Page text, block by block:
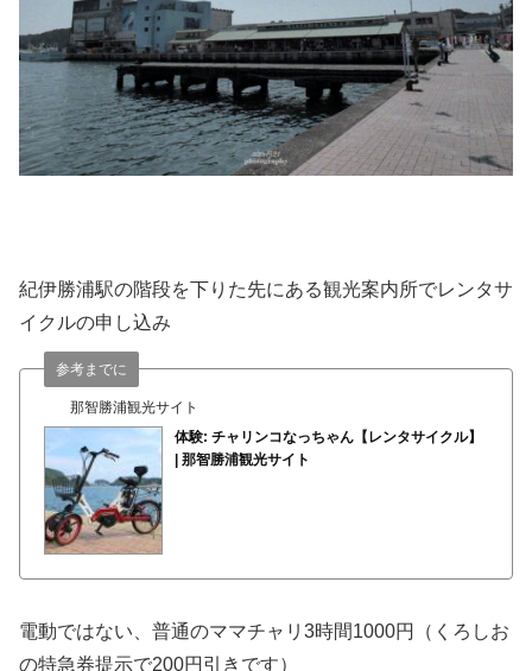
紀伊勝浦駅の階段を下りた先にある観光案内所でレンタサ
イクルの申し込み
那智勝浦観光サイト
参考までに
体験: チャリンコなっちゃん【レンタサイクル】
| 那智勝浦観光サイト
電動ではない、普通のママチャリ3時間1000円（くろしお
の特急券提示で200円引きです）